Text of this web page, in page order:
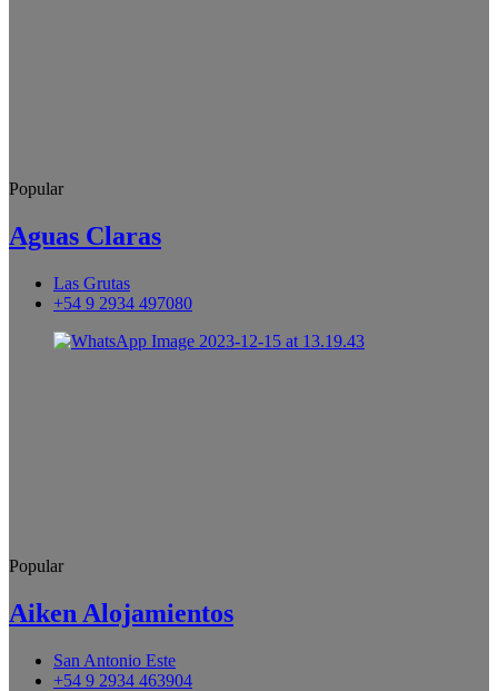
Popular
Aguas Claras
Las Grutas
+54 9 2934 497080
Popular
Aiken Alojamientos
San Antonio Este
+54 9 2934 463904